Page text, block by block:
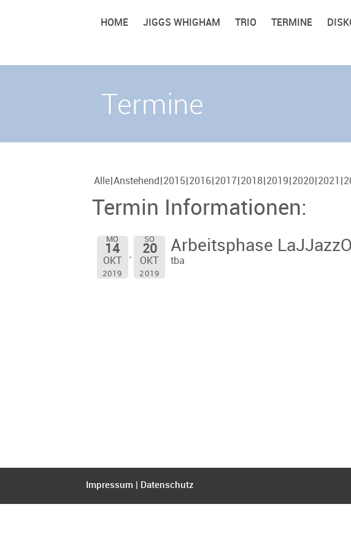
HOME JIGGS WHIGHAM TRIO TERMINE
Termine
Alle Anstehend 2015 2016 2017 2018 2019 2020 2021
Termin Informationen:
MO
14
OKT
2019
SO
20
OKT
2019
Arbeitsphase
tba
Impressum Datenschutz